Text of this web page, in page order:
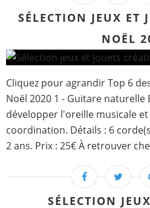
SÉLECTION JEUX ET
NOËL
Cliquez pour agrandir Top 6
Noël 2020 1 - Guitare naturelle
développer l'oreille musicale
coordination. Détails : 6
2 ans. Prix : 25€ À retrouver
SÉLECTION